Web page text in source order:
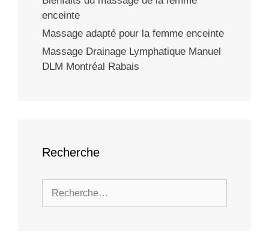
enceinte
Massage adapté pour la femme enceinte
Massage Drainage Lymphatique Manuel
DLM Montréal Rabais
Recherche